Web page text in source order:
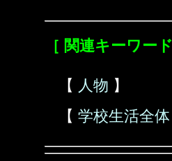
［ 関連キーワード
【 人物 】
【 学校生活全体